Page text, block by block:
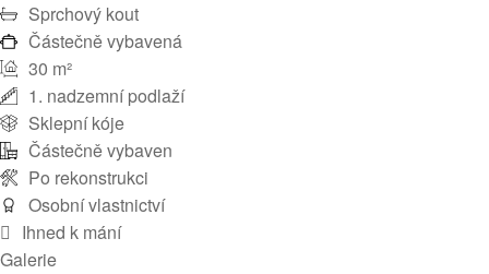
Sprchový kout
Částečně vybavená
30 m²
1. nadzemní podlaží
Sklepní kóje
Částečně vybaven
Po rekonstrukci
Osobní vlastnictví
Ihned k mání
Galerie